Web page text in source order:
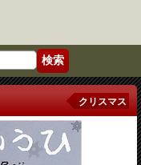
クリスマス